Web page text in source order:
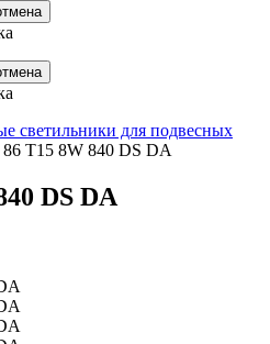
светильники для подвесных
86 T15 8W 840 DS DA
DS DA